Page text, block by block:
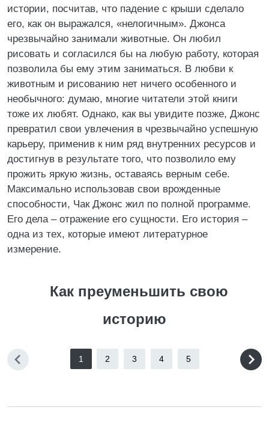
истории, посчитав, что падение с крыши сделало
его, как он выражался, «нелогичным». Джонса
чрезвычайно занимали животные. Он любил
рисовать и согласился бы на любую работу, которая
позволила бы ему этим заниматься. В любви к
животным и рисованию нет ничего особенного и
необычного: думаю, многие читатели этой книги
тоже их любят. Однако, как вы увидите позже, Джонс
превратил свои увлечения в чрезвычайно успешную
карьеру, применив к ним ряд внутренних ресурсов и
достигнув в результате того, что позволило ему
прожить яркую жизнь, оставаясь верным себе.
Максимально использовав свои врожденные
способности, Чак Джонс жил по полной программе.
Его дела – отражение его сущности. Его история –
одна из тех, которые имеют литературное
измерение.
Как преуменьшить свою
историю
1 2 3 4 5